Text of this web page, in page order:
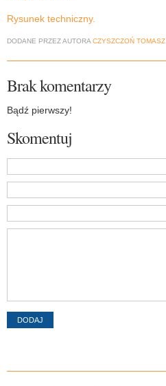
Rysunek techniczny.
DODANE PRZEZ AUTORA CZYSZCZOŃ TOMASZ
Brak komentarzy
Bądź pierwszy!
Skomentuj